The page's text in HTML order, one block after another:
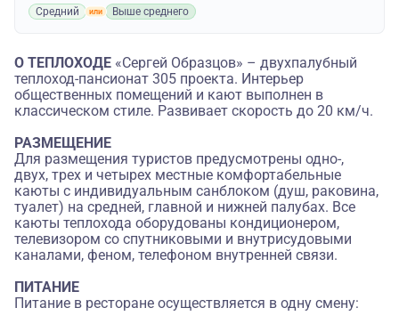
Средний Выше среднего
О ТЕПЛОХОДЕ «Сергей Образцов» – двухпалубный
теплоход-пансионат 305 проекта. Интерьер
общественных помещений и кают выполнен в
классическом стиле. Развивает скорость до 20 км/ч.
РАЗМЕЩЕНИЕ
Для размещения туристов предусмотрены одно-,
двух, трех и четырех местные комфортабельные
каюты с индивидуальным санблоком (душ, раковина,
туалет) на средней, главной и нижней палубах. Все
каюты теплохода оборудованы кондиционером,
телевизором со спутниковыми и внутрисудовыми
каналами, феном, телефоном внутренней связи.
ПИТАНИЕ
Питание в ресторане осуществляется в одну смену: